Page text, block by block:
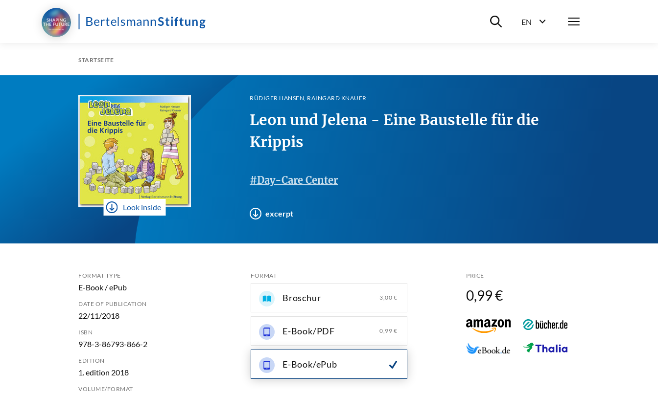
Suche ein-/ausblenden
EN
Menü
STARTSEITE
Look inside
RÜDIGER HANSEN, RAINGARD KNAUER
Leon und Jelena - Eine Baustelle für die
Krippis
#Day-Care Center
excerpt
FORMAT TYPE
E-Book / ePub
DATE OF PUBLICATION
22/11/2018
ISBN
978-3-86793-866-2
EDITION
1. edition 2018
VOLUME/FORMAT
FORMAT
Broschur 3,00 €
E-Book/PDF 0,99 €
E-Book/ePub
PRICE
0,99 €